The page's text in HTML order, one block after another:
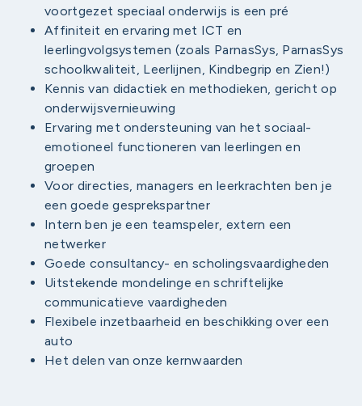
voortgezet speciaal onderwijs is een pré
Affiniteit en ervaring met ICT en
leerlingvolgsystemen (zoals ParnasSys, ParnasSys
schoolkwaliteit, Leerlijnen, Kindbegrip en Zien!)
Kennis van didactiek en methodieken, gericht op
onderwijsvernieuwing
Ervaring met ondersteuning van het sociaal-
emotioneel functioneren van leerlingen en
groepen
Voor directies, managers en leerkrachten ben je
een goede gesprekspartner
Intern ben je een teamspeler, extern een
netwerker
Goede consultancy- en scholingsvaardigheden
Uitstekende mondelinge en schriftelijke
communicatieve vaardigheden
Flexibele inzetbaarheid en beschikking over een
auto
Het delen van onze kernwaarden